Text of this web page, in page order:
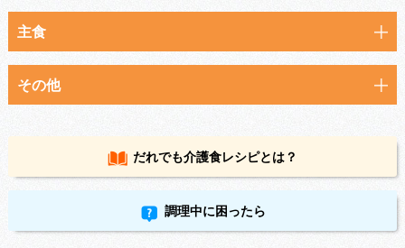
主食
その他
だれでも介護食レシピとは？
調理中に困ったら